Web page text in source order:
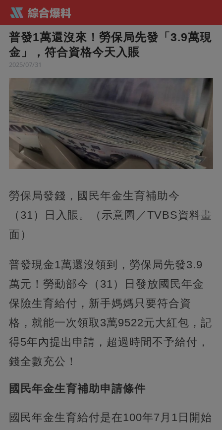
普發1萬還沒來！勞保局先發「3.9萬現
金」，符合資格今天入賬
2025/07/31
勞保局發錢，國民年金生育補助今
（31）日入賬。（示意圖／TVBS資料畫
面）
普發現金1萬還沒領到，勞保局先發3.9
萬元！勞動部今（31）日發放國民年金
保險生育給付，新手媽媽只要符合資
格，就能一次領取3萬9522元大紅包，記
得5年內提出申請，超過時間不予給付，
錢全數充公！
國民年金生育補助申請條件
國民年金生育給付是在100年7月1日開始